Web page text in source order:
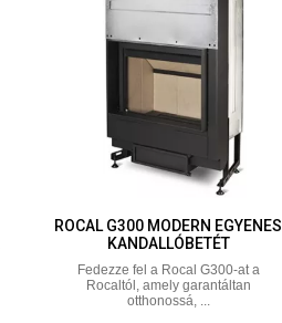
ROCAL G300 MODERN EGYENES
KANDALLÓBETÉT
Fedezze fel a Rocal G300-at a
Rocaltól, amely garantáltan
otthonossá, ...